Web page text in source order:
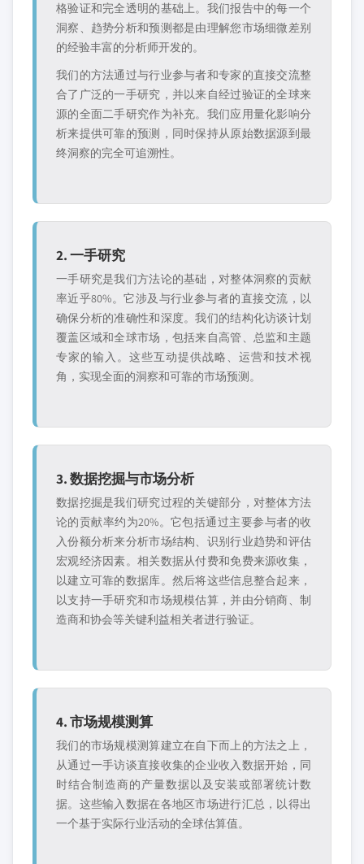
格验证和完全透明的基础上。我们报告中的每一个
洞察、趋势分析和预测都是由理解您市场细微差别
的经验丰富的分析师开发的。
我们的方法通过与行业参与者和专家的直接交流整
合了广泛的一手研究，并以来自经过验证的全球来
源的全面二手研究作为补充。我们应用量化影响分
析来提供可靠的预测，同时保持从原始数据源到最
终洞察的完全可追溯性。
2. 一手研究
一手研究是我们方法论的基础，对整体洞察的贡献
率近乎80%。它涉及与行业参与者的直接交流，以
确保分析的准确性和深度。我们的结构化访谈计划
覆盖区域和全球市场，包括来自高管、总监和主题
专家的输入。这些互动提供战略、运营和技术视
角，实现全面的洞察和可靠的市场预测。
3. 数据挖掘与市场分析
数据挖掘是我们研究过程的关键部分，对整体方法
论的贡献率约为20%。它包括通过主要参与者的收
入份额分析来分析市场结构、识别行业趋势和评估
宏观经济因素。相关数据从付费和免费来源收集，
以建立可靠的数据库。然后将这些信息整合起来，
以支持一手研究和市场规模估算，并由分销商、制
造商和协会等关键利益相关者进行验证。
4. 市场规模测算
我们的市场规模测算建立在自下而上的方法之上，
从通过一手访谈直接收集的企业收入数据开始，同
时结合制造商的产量数据以及安装或部署统计数
据。这些输入数据在各地区市场进行汇总，以得出
一个基于实际行业活动的全球估算值。